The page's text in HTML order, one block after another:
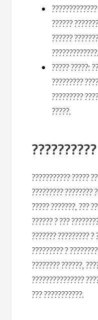
??????
??????
?????????????.
????? ?????:
?????????
?????????
?????.
??????????
??????????? ?????
????????? ????????
????? ???????, ???
?????? ? ???
??????? ????????? ?
????????? ?
???????? ??????,
???????????????
??? ???????????.